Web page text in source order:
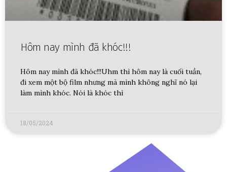
Hôm nay mình đã khóc!!!
Hôm nay mình đã khóc!!!Uhm thì hôm nay là cuối tuần,
đi xem một bộ film nhưng mà mình không nghĩ nó lại
làm mình khóc. Nói là khóc thì
18/05/2024